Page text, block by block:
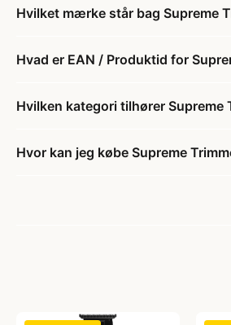
Hvilket mærke står bag Supreme
Hvad er EAN / Produktid for
Hvilken kategori tilhører Supreme
Hvor kan jeg købe Supreme